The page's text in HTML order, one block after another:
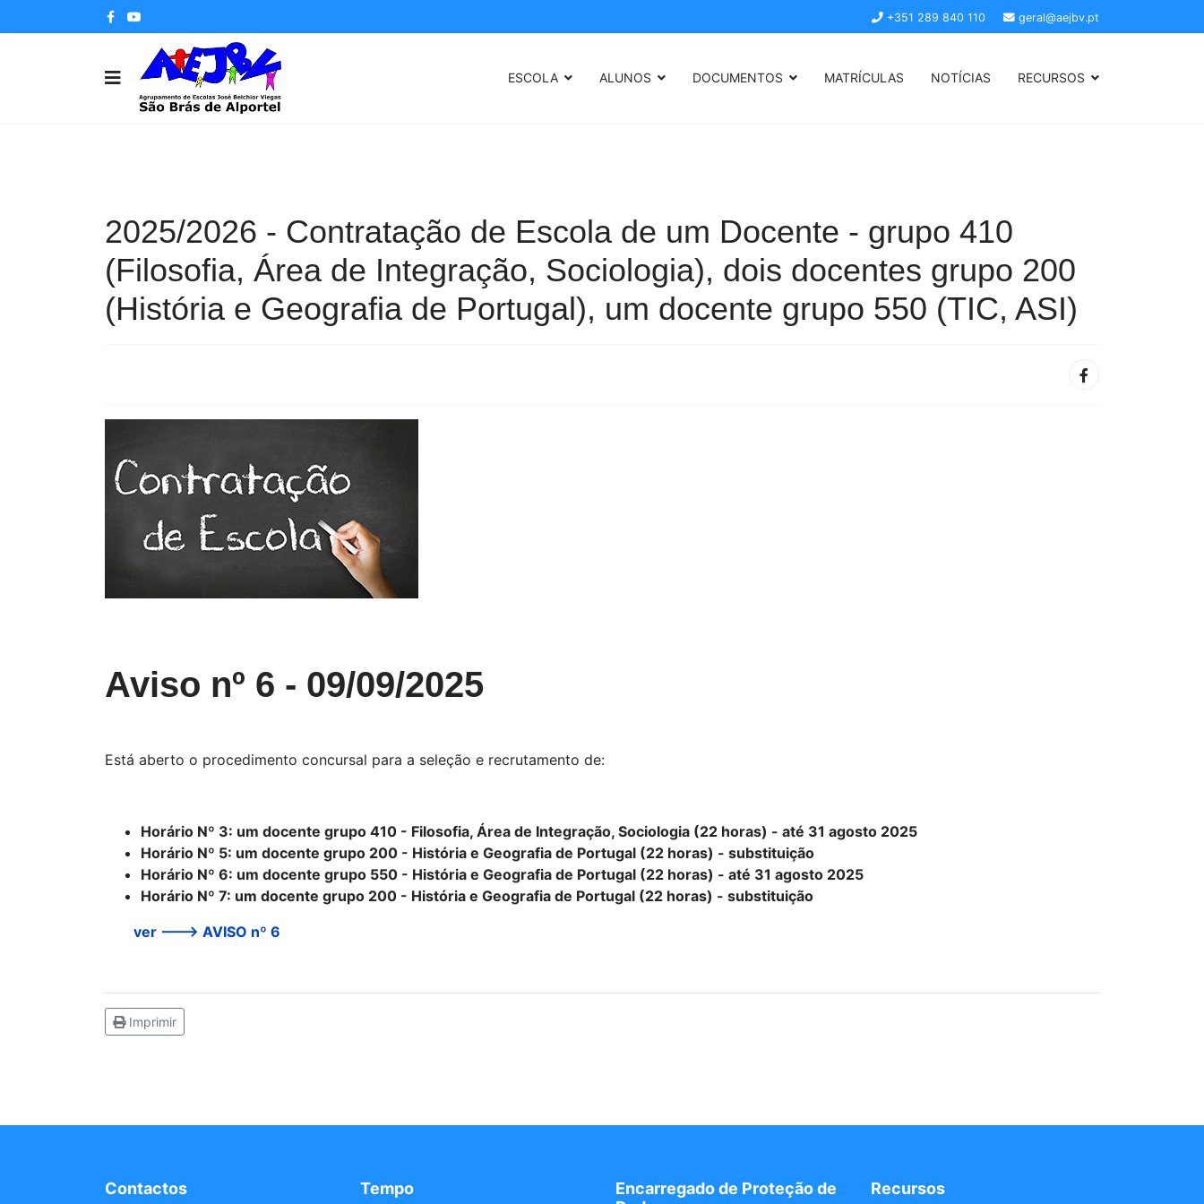
+351 289 840 110 geral@aejbv.pt
ESCOLA ALUNOS DOCUMENTOS MATRÍCULAS NOTÍCIAS RECURSOS
2025/2026 - Contratação de Escola de um Docente - grupo 410
(Filosofia, Área de Integração, Sociologia), dois docentes grupo 200
(História e Geografia de Portugal), um docente grupo 550 (TIC, ASI)
Aviso nº 6 - 09/09/2025
Está aberto o procedimento concursal para a seleção e recrutamento de:
Horário Nº 3: um docente grupo 410 - Filosofia, Área de Integração, Sociologia (22 horas) - até 31 agosto 2025
Horário Nº 5: um docente grupo 200 - História e Geografia de Portugal (22 horas) - substituição
Horário Nº 6: um docente grupo 550 - História e Geografia de Portugal (22 horas) - até 31 agosto 2025
Horário Nº 7: um docente grupo 200 - História e Geografia de Portugal (22 horas) - substituição
ver ---> AVISO nº 6
Imprimir
Contactos Tempo
Encarregado de Proteção de
Recursos